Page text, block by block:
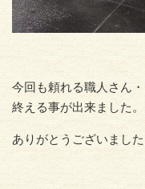
今回も頼れる職人さん
終える事が出来ました。
ありがとうございました